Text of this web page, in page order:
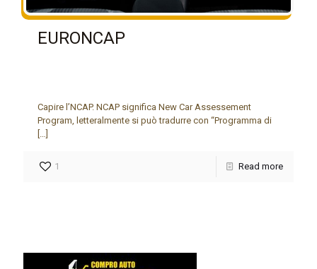
EURONCAP
Capire l’NCAP. NCAP significa New Car Assessement
Program, letteralmente si può tradurre con “Programma di
[…]
1 Read more